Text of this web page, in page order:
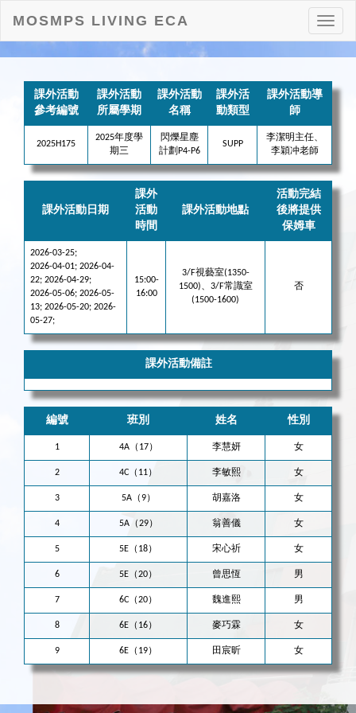
打
開
MOSMPS LIVING ECA
課外活動
參考編號
課外活動
所屬學期
課外活動
名稱
課外活
動類型
課外活動導
師
2025H175
2025年度學
期三
閃爍星塵
計劃P4-P6
SUPP
李潔明主任、
李穎冲老師
課外活動日期
課外
活動
時間
課外活動地點
活動完結
後將提供
保姆車
2026-03-25;
2026-04-01; 2026-04-
22; 2026-04-29;
2026-05-06; 2026-05-
13; 2026-05-20; 2026-
05-27;
15:00-
16:00
3/F視藝室(1350-
1500)、3/F常識室
(1500-1600)
否
課外活動備註
編號 班別 姓名 性別
1 4A（17） 李慧妍 女
2 4C（11） 李敏熙 女
3 5A（9） 胡嘉洛 女
4 5A（29） 翁善儀 女
5 5E（18） 宋心祈 女
6 5E（20） 曾思恆 男
7 6C（20） 魏進熙 男
8 6E（16） 麥巧霖 女
9 6E（19） 田宸昕 女